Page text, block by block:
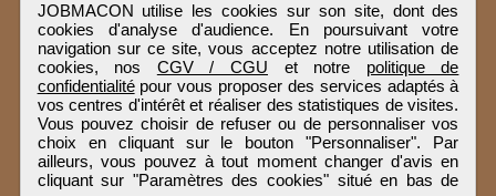
JOBMACON utilise les cookies sur son site, dont des
cookies d'analyse d'audience. En poursuivant votre
navigation sur ce site, vous acceptez notre utilisation de
cookies, nos CGV / CGU et notre politique de
confidentialitépour vous proposer des services adaptés à
vos centres d'intérêt et réaliser des statistiques de visites.
Vous pouvez choisir de refuser ou de personnaliser vos
choix en cliquant sur le bouton "Personnaliser". Par
ailleurs, vous pouvez à tout moment changer d'avis en
cliquant sur "Paramètres des cookies" situé en bas de